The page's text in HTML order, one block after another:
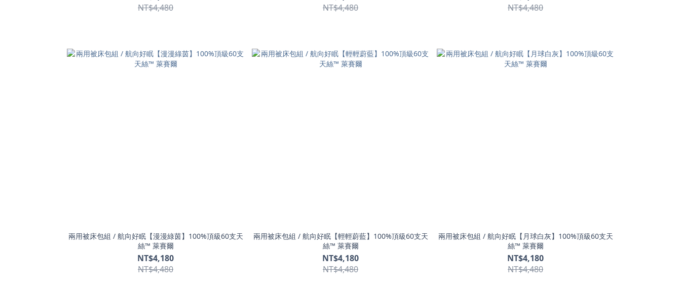
NT$4,480
NT$4,480
NT$4,480
兩用被床包組 / 航向好眠【漫漫綠茵】100%頂級60支天
絲™ 萊賽爾
NT$4,180
NT$4,480
兩用被床包組 / 航向好眠【輕輕蔚藍】100%頂級60支天
絲™ 萊賽爾
NT$4,180
NT$4,480
兩用被床包組 / 航向好眠【月球白灰】100%頂級60支天
絲™ 萊賽爾
NT$4,180
NT$4,480